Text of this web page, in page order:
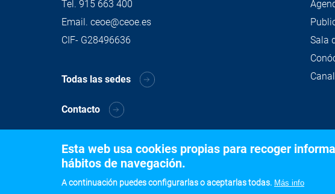
Tel. 915 663 400
Email. ceoe@ceoe.es
CIF- G28496636
Todas las sedes
Contacto
Sala
Aviso legal
Esta web usa cookies propias para recoger
hábitos de navegación.
A continuación puedes configurarlas o aceptarlas todas. Más info